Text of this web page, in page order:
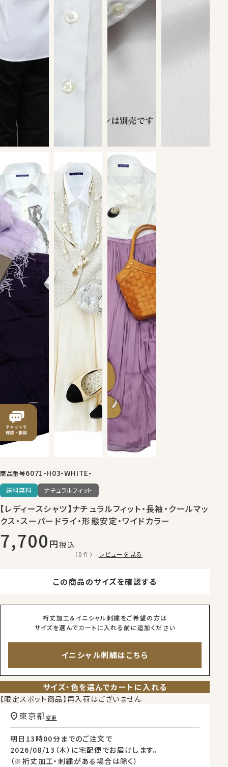
商品番号6071-H03-WHITE-
送料無料 ナチュラルフィット
【レディースシャツ】ナチュラルフィット・長袖・クールマッ
クス・スーパードライ・形態安定・ワイドカラー
7,700 税込
（0件） レビューを見る
この商品のサイズを確認する
裄丈加工＆イニシャル刺繍をご希望の方は
サイズを選んでカートに入れる前に追加ください
イニシャル刺繍はこちら
サイズ・色を選んでカートに入れる
【限定スポット商品】再入荷はございません
明日 13時00分までのご注文で
2026/08/13（木） に宅配便 でお届けします。
（※裄丈加工・刺繍がある場合は除く）
東京都変更